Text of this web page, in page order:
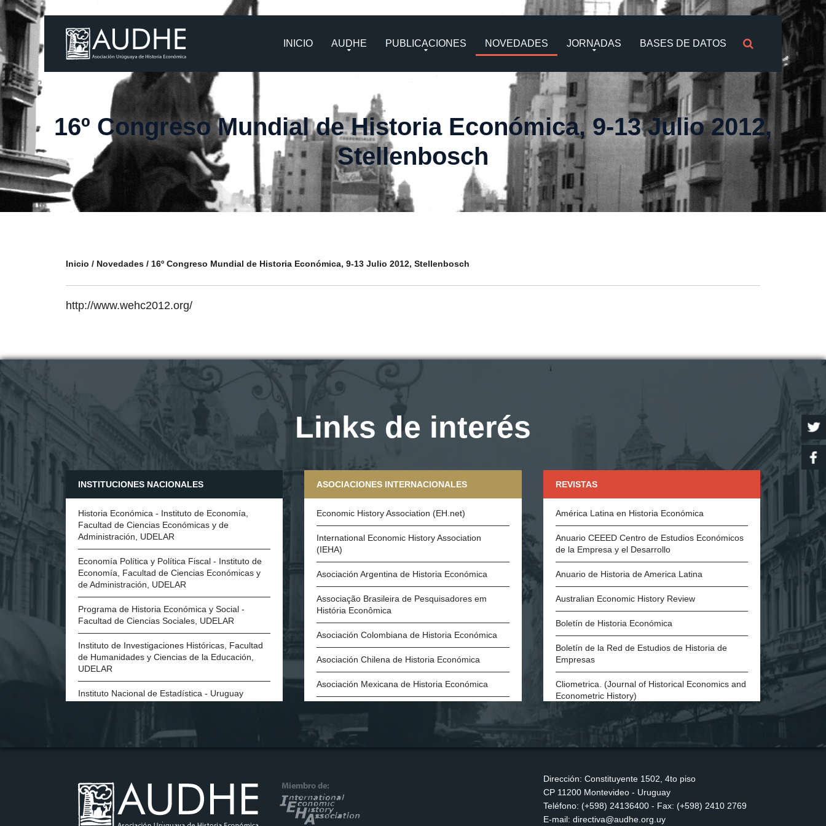
INICIO AUDHE PUBLICACIONES NOVEDADES JORNADAS BASES DE DATOS
16º Congreso Mundial de Historia Económica, 9-13 Julio 2012,
Stellenbosch
Inicio Novedades 16º Congreso Mundial de Historia Económica, 9-13 Julio 2012, Stellenbosch
http://www.wehc2012.org/
Links de interés
INSTITUCIONES NACIONALES
Historia Económica - Instituto de Economía,
Facultad de Ciencias Económicas y de
Administración, UDELAR
Economía Política y Política Fiscal - Instituto de
Economía, Facultad de Ciencias Económicas y
de Administración, UDELAR
Programa de Historia Económica y Social -
Facultad de Ciencias Sociales, UDELAR
Instituto de Investigaciones Históricas, Facultad
de Humanidades y Ciencias de la Educación,
UDELAR
Instituto Nacional de Estadística - Uruguay
ASOCIACIONES INTERNACIONALES
Economic History Association (EH.net)
International Economic History Association
(IEHA)
Asociación Argentina de Historia Económica
Associação Brasileira de Pesquisadores em
História Econômica
Asociación Colombiana de Historia Económica
Asociación Chilena de Historia Económica
Asociación Mexicana de Historia Económica
Asociación de Historia Económica del Caribe
Asociación Española de Historia Económica
Economic History Society (Inglaterra)
History of Economics Society
REVISTAS
América Latina en Historia Económica
Anuario CEEED Centro de Estudios Económicos
de la Empresa y el Desarrollo
Anuario de Historia de America Latina
Australian Economic History Review
Boletín de Historia Económica
Boletín de la Red de Estudios de Historia de
Empresas
Cliometrica. (Journal of Historical Economics and
Econometric History)
Economic History of Developing Regions
Economic History Review
Explorations in Economic History
H-Industria. Revista de historia de la industria,
Dirección: Constituyente 1502, 4to piso
CP 11200 Montevideo - Uruguay
Teléfono: (+598) 24136400 - Fax: (+598) 2410 2769
E-mail: directiva@audhe.org.uy